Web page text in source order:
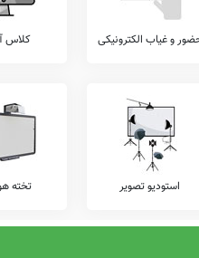
شیرازی به پایان می بریم:
مگو ای شیخ و هش دار
خوشتر از شعر تو حافظ
در این صفحه توسط موتورهای جستجوی
باشند. چنانچه شما از عوامل این
سامانه مدرسانه ، مشتاقانه پذیرای
و غیاب الکترونیکی کلاس
استودیو تصویر تخته